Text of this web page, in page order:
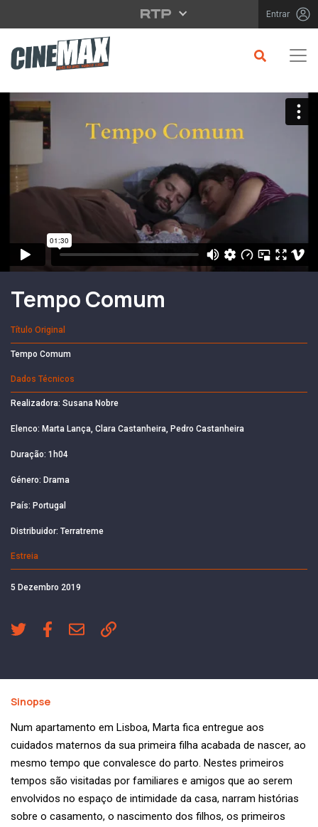
Saltar para o conteúdo principal Entrar
Filme em Cartaz
Tempo Comum
Título Original
Tempo Comum
Dados Técnicos
Realizadora: Susana Nobre
Elenco: Marta Lança, Clara Castanheira, Pedro Castanheira
Duração: 1h04
Género: Drama
País: Portugal
Distribuidor: Terratreme
Estreia
5 Dezembro 2019
Sinopse
Num apartamento em Lisboa, Marta fica entregue aos
cuidados maternos da sua primeira filha acabada de nascer, ao
mesmo tempo que convalesce do parto. Nestes primeiros
tempos são visitadas por familiares e amigos que ao serem
envolvidos no espaço de intimidade da casa, narram histórias
sobre o casamento, o nascimento dos filhos, os primeiros